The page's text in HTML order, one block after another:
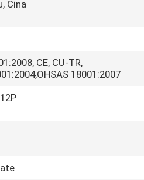
Cina
CE, CU-TR,
18001:2007